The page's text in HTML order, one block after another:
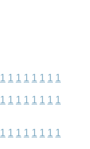
1 1 1 1 1 1 1 1
1 1 1 1 1 1 1 1
1 1 1 1 1 1 1 1